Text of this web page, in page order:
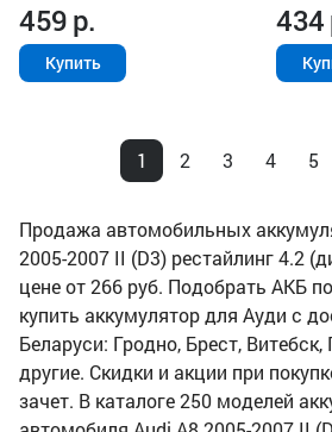
459р.
Купить
434
1 2 3 4 5
Продажа автомобильных
2005-2007 II (D3) рестайлинг 4.2
цене от 266 руб. Подобрать АКБ
купить аккумулятор для Ауди с
Беларуси: Гродно, Брест,
другие. Скидки и акции при
зачет. В каталоге 250 моделей